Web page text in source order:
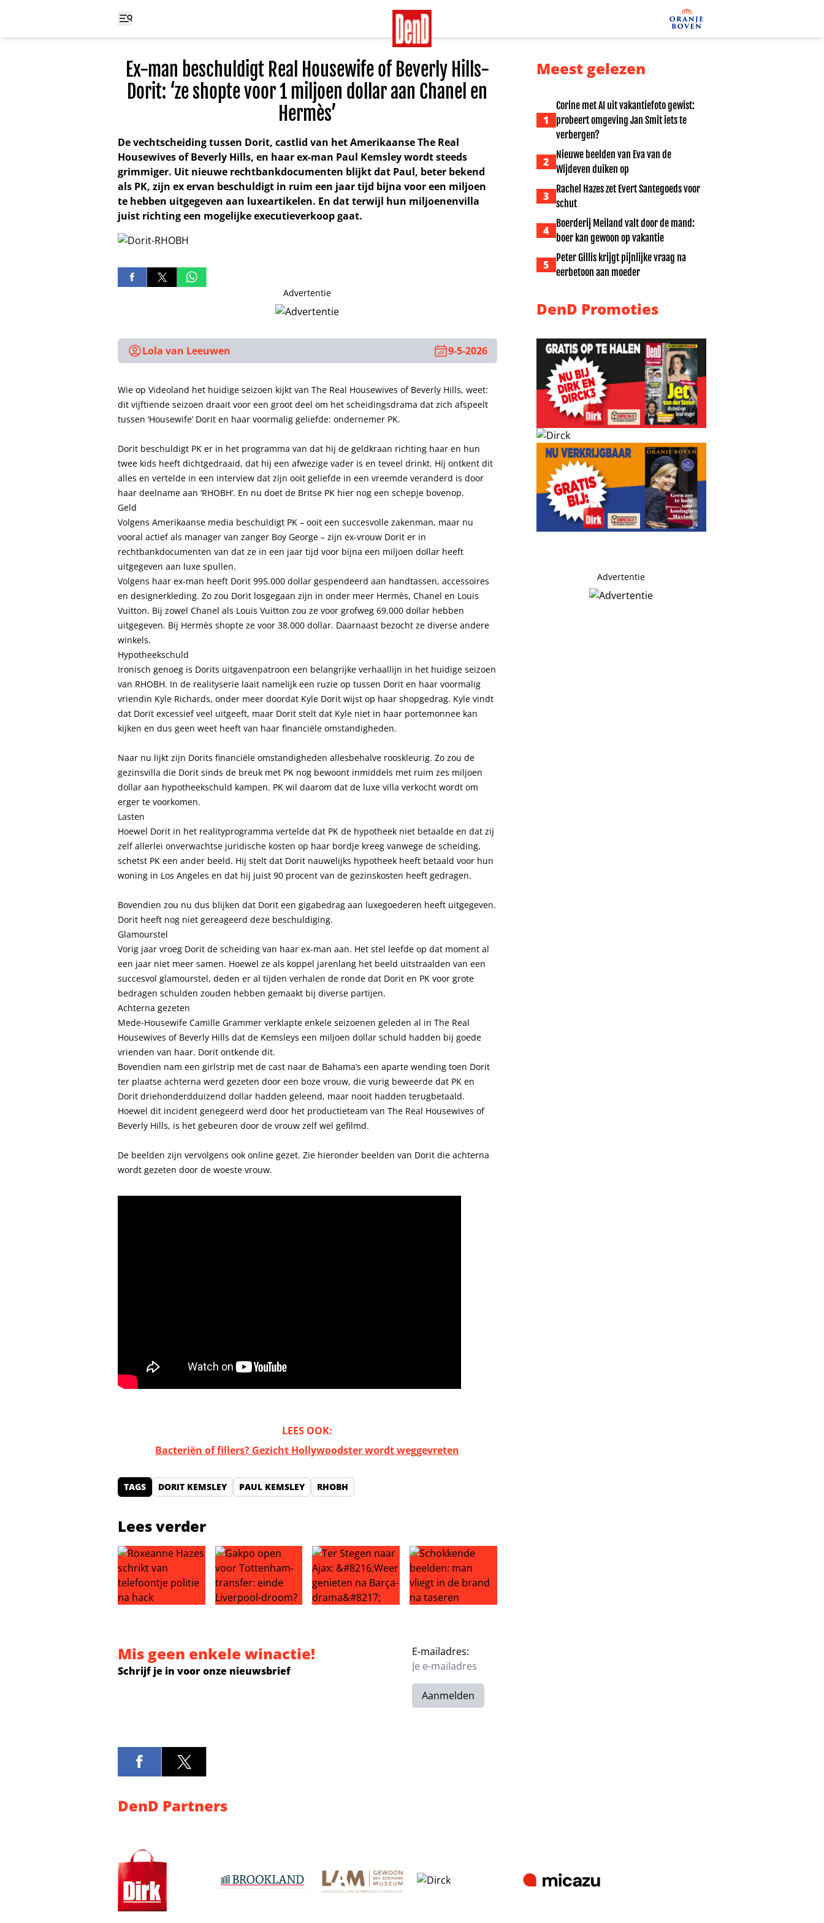
Ex-man beschuldigt Real Housewife of Beverly Hills-
Dorit: ‘ze shopte voor 1 miljoen dollar aan Chanel en
Hermès’
De vechtscheiding tussen Dorit, castlid van het Amerikaanse The Real
Housewives of Beverly Hills, en haar ex-man Paul Kemsley wordt steeds
grimmiger. Uit nieuwe rechtbankdocumenten blijkt dat Paul, beter bekend
als PK, zijn ex ervan beschuldigt in ruim een jaar tijd bijna voor een miljoen
te hebben uitgegeven aan luxeartikelen. En dat terwijl hun miljoenenvilla
juist richting een mogelijke executieverkoop gaat.
Advertentie
Lola van Leeuwen 9-5-2026
Wie op Videoland het huidige seizoen kijkt van The Real Housewives of Beverly Hills, weet:
dit vijftiende seizoen draait voor een groot deel om het scheidingsdrama dat zich afspeelt
tussen ‘Housewife’ Dorit en haar voormalig geliefde: ondernemer PK.
Dorit beschuldigt PK er in het programma van dat hij de geldkraan richting haar en hun
twee kids heeft dichtgedraaid, dat hij een afwezige vader is en teveel drinkt. Híj ontkent dit
alles en vertelde in een interview dat zijn ooit geliefde in een vreemde veranderd is door
haar deelname aan ‘RHOBH’. En nu doet de Britse PK hier nog een schepje bovenop.
Geld
Volgens Amerikaanse media beschuldigt PK – ooit een succesvolle zakenman, maar nu
vooral actief als manager van zanger Boy George – zijn ex-vrouw Dorit er in
rechtbankdocumenten van dat ze in een jaar tijd voor bijna een miljoen dollar heeft
uitgegeven aan luxe spullen.
Volgens haar ex-man heeft Dorit 995.000 dollar gespendeerd aan handtassen, accessoires
en designerkleding. Zo zou Dorit losgegaan zijn in onder meer Hermès, Chanel en Louis
Vuitton. Bij zowel Chanel als Louis Vuitton zou ze voor grofweg 69.000 dollar hebben
uitgegeven. Bij Hermès shopte ze voor 38.000 dollar. Daarnaast bezocht ze diverse andere
winkels.
Hypotheekschuld
Ironisch genoeg is Dorits uitgavenpatroon een belangrijke verhaallijn in het huidige seizoen
van RHOBH. In de realityserie laait namelijk een ruzie op tussen Dorit en haar voormalig
vriendin Kyle Richards, onder meer doordat Kyle Dorit wijst op haar shopgedrag. Kyle vindt
dat Dorit excessief veel uitgeeft, maar Dorit stelt dat Kyle niet in haar portemonnee kan
kijken en dus geen weet heeft van haar financiële omstandigheden.
Naar nu lijkt zijn Dorits financiële omstandigheden allesbehalve rooskleurig. Zo zou de
gezinsvilla die Dorit sinds de breuk met PK nog bewoont inmiddels met ruim zes miljoen
dollar aan hypotheekschuld kampen. PK wil daarom dat de luxe villa verkocht wordt om
erger te voorkomen.
Lasten
Hoewel Dorit in het realityprogramma vertelde dat PK de hypotheek niet betaalde en dat zij
zelf allerlei onverwachtse juridische kosten op haar bordje kreeg vanwege de scheiding,
schetst PK een ander beeld. Hij stelt dat Dorit nauwelijks hypotheek heeft betaald voor hun
woning in Los Angeles en dat hij juist 90 procent van de gezinskosten heeft gedragen.
Bovendien zou nu dus blijken dat Dorit een gigabedrag aan luxegoederen heeft uitgegeven.
Dorit heeft nog niet gereageerd deze beschuldiging.
Glamourstel
Vorig jaar vroeg Dorit de scheiding van haar ex-man aan. Het stel leefde op dat moment al
een jaar niet meer samen. Hoewel ze als koppel jarenlang het beeld uitstraalden van een
succesvol glamourstel, deden er al tijden verhalen de ronde dat Dorit en PK voor grote
bedragen schulden zouden hebben gemaakt bij diverse partijen.
Achterna gezeten
Mede-Housewife Camille Grammer verklapte enkele seizoenen geleden al in The Real
Housewives of Beverly Hills dat de Kemsleys een miljoen dollar schuld hadden bij goede
vrienden van haar. Dorit ontkende dit.
Bovendien nam een girlstrip met de cast naar de Bahama’s een aparte wending toen Dorit
ter plaatse achterna werd gezeten door een boze vrouw, die vurig beweerde dat PK en
Dorit driehonderdduizend dollar hadden geleend, maar nooit hadden terugbetaald.
Hoewel dit incident genegeerd werd door het productieteam van The Real Housewives of
Beverly Hills, is het gebeuren door de vrouw zelf wel gefilmd.
De beelden zijn vervolgens ook online gezet. Zie hieronder beelden van Dorit die achterna
wordt gezeten door de woeste vrouw.
LEES OOK:
Bacteriën of fillers? Gezicht Hollywoodster wordt weggevreten
TAGS DORIT KEMSLEY PAUL KEMSLEY RHOBH
Lees verder
Meest gelezen
1
Corine met AI uit vakantiefoto gewist:
probeert omgeving Jan Smit iets te
verbergen?
2
Nieuwe beelden van Eva van de
Wijdeven duiken op
3
Rachel Hazes zet Evert Santegoeds voor
schut
4
Boerderij Meiland valt door de mand:
boer kan gewoon op vakantie
5
Peter Gillis krijgt pijnlijke vraag na
eerbetoon aan moeder
DenD Promoties
Advertentie
Mis geen enkele winactie!
Schrijf je in voor onze nieuwsbrief
E-mailadres:
Aanmelden
DenD Partners